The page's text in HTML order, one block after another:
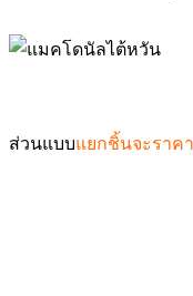
ส่วนแบบแยกชิ้นจะราค